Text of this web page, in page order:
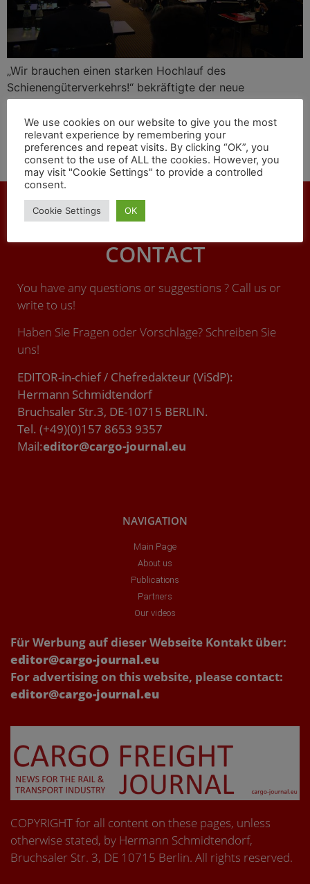
„Wir brauchen einen starken Hochlauf des
Schienengüterverkehrs!“ bekräftigte der neue
Schienenbeauftragte der deutschen Bundesregierung
Michael Theurer beim 15. Forum Schienengüterverkehr
von VDV/BME. Cargo-Manager dokumentiert die 20-
minütige Rede auf der Cargo-Manager-Video-Plattform
unter dem Link: https://youtu.be/Ofrqh4FdSzY
CONTACT
You have any questions or suggestions ? Call us or
write to us!
Haben Sie Fragen oder Vorschläge? Schreiben Sie
uns!
EDITOR-in-chief / Chefredakteur (ViSdP):
Hermann Schmidtendorf
Bruchsaler Str.3, DE-10715 BERLIN.
Tel. (+49)(0)157 8653 9357
Mail:editor@cargo-journal.eu
NAVIGATION
Main Page
About us
Publications
Partners
Our videos
Für Werbung auf dieser Webseite Kontakt über:
editor@cargo-journal.eu
For advertising on this website, please contact:
editor@cargo-journal.eu
COPYRIGHT for all content on these pages, unless
otherwise stated, by Hermann Schmidtendorf,
Bruchsaler Str. 3, DE 10715 Berlin. All rights reserved.
We use cookies on our website to give you the most
relevant experience by remembering your
preferences and repeat visits. By clicking “OK”, you
consent to the use of ALL the cookies. However, you
may visit "Cookie Settings" to provide a controlled
consent.
Cookie Settings OK